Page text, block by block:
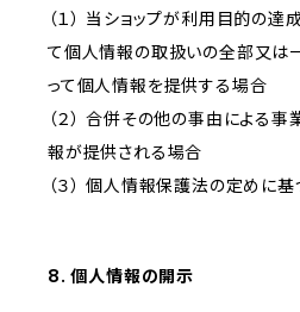
（１） 当ショップが利用目的の
て個人情報の取扱いの全部又は
って個人情報を提供する場合
（２） 合併その他の事由による
報が提供される場合
（３） 個人情報保護法の定めに
8. 個人情報の開示